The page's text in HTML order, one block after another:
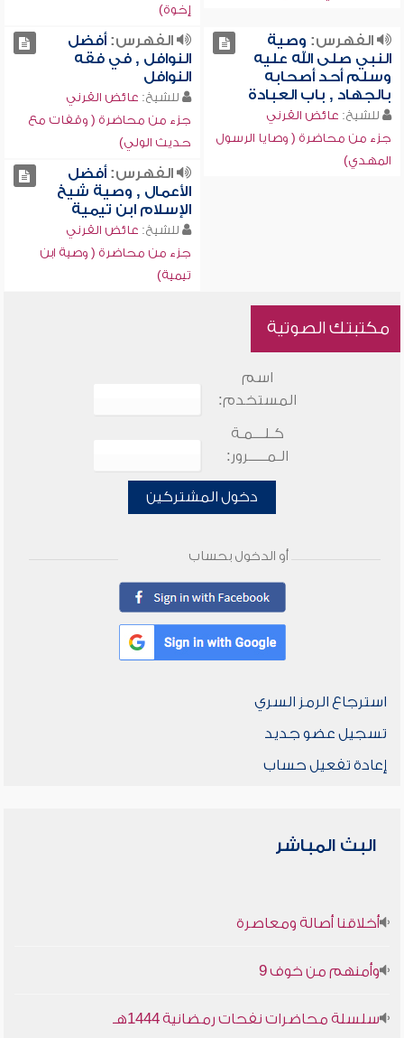
إخوة)
الفهرس: وصية
النبي صلى الله عليه
وسلم أحد أصحابه
بالجهاد , باب العبادة
للشيخ: عائض القرني
جزء من محاضرة ( وصايا الرسول
المهدي)
الفهرس:أفضل
النوافل , في فقه
النوافل
للشيخ: عائض القرني
جزء من محاضرة ( وقفات مع
حديث الولي)
الفهرس:أفضل
الأعمال , وصية شيخ
الإسلام ابن تيمية
للشيخ: عائض القرني
جزء من محاضرة ( وصية ابن
تيمية)
مكتبتك الصوتية
اسم
المستخدم:
كـلـــمـة
الـمـــــرور:
دخول المشتركين
أو الدخول بحساب
استرجاع الرمز السري
تسجيل عضو جديد
إعادة تفعيل حساب
البث المباشر
أخلاقنا أصالة ومعاصرة
وأمنهم من خوف 9
سلسلة محاضرات نفحات رمضانية 1444هـ